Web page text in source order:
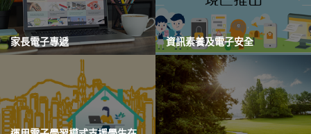
家長電子專遞 資訊素養及電子安全